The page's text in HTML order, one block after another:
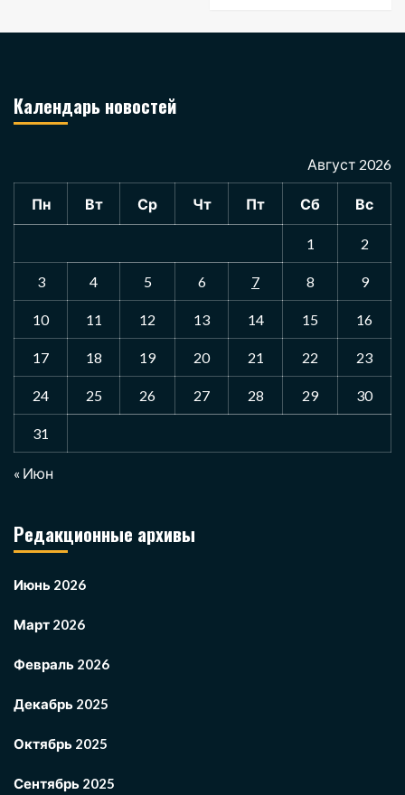
Календарь новостей
Август 2026
Пн Вт Ср Чт Пт Сб Вс
1 2
3 4 5 6 7 8 9
10 11 12 13 14 15 16
17 18 19 20 21 22 23
24 25 26 27 28 29 30
31
« Июн
Редакционные архивы
Июнь 2026
Март 2026
Февраль 2026
Декабрь 2025
Октябрь 2025
Сентябрь 2025